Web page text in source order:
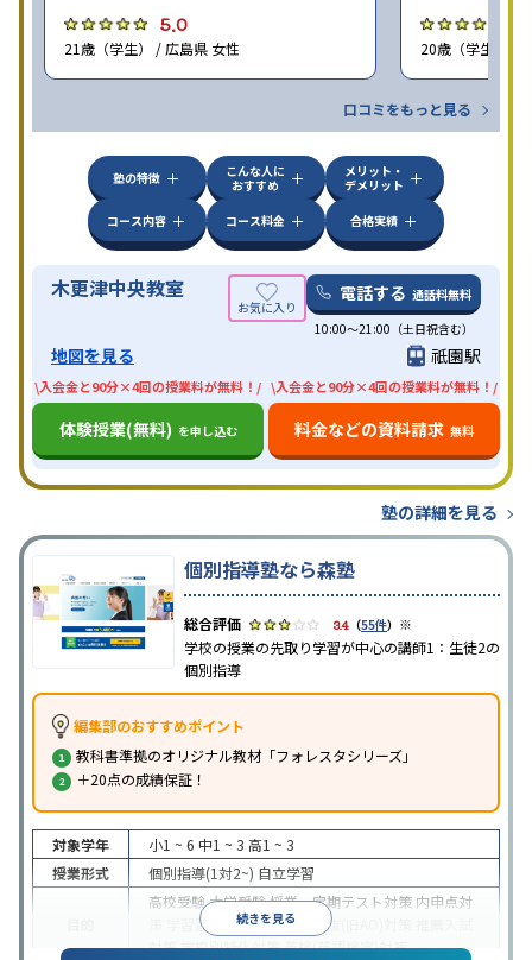
5.0
21歳（学生） / 広島県 女性 20歳（学生） /
口コミをもっと見る
塾の特徴
こんな人に
おすすめ
メリット・
デメリット
コース内容
コース料金 合格実績
木更津中央教室 電話する 通話料無料
10:00〜21:00（土日祝含む）
地図を見る 祇園駅
\入会金と90分×4回の授業料が無料！/
体験授業(無料) を申し込む
\入会金と90分×4回の授業料が無料！/
料金などの資料請求 無料
塾の詳細を見る
個別指導塾なら森塾
3.4 （55件） ※
学校の授業の先取り学習が中心の講師1：生徒2の
個別指導
編集部のおすすめポイント
教科書準拠のオリジナル教材「フォレスタシリーズ」
＋20点の成績保証！
続きを見る
対象学年 小1 ~ 6 中1 ~ 3 高1 ~ 3
授業形式
個別指導(1対2~) 自立学習
高校受験大学受験授業・定期テスト対策 内申点対
学習習慣の定着総合型選抜(旧AO)対策
対策学校別特化対策英検(英語検定)対策